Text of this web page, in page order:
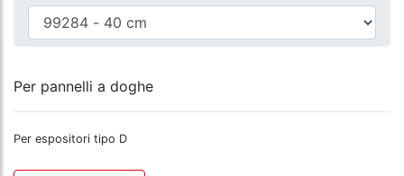
Per pannelli a doghe
Per espositori tipo D